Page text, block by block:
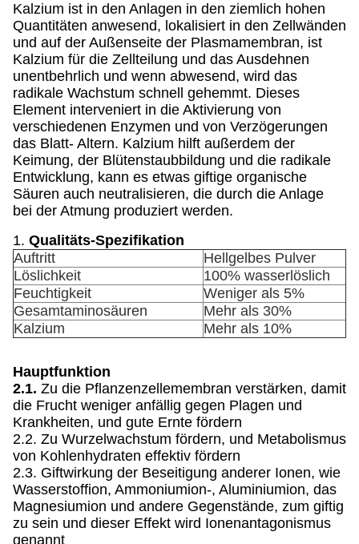
Kalzium ist in den Anlagen in den ziemlich hohen
Quantitäten anwesend, lokalisiert in den Zellwänden
und auf der Außenseite der Plasmamembran, ist
Kalzium für die Zellteilung und das Ausdehnen
unentbehrlich und wenn abwesend, wird das
radikale Wachstum schnell gehemmt. Dieses
Element interveniert in die Aktivierung von
verschiedenen Enzymen und von Verzögerungen
das Blatt- Altern. Kalzium hilft außerdem der
Keimung, der Blütenstaubbildung und die radikale
Entwicklung, kann es etwas giftige organische
Säuren auch neutralisieren, die durch die Anlage
bei der Atmung produziert werden.
1. Qualitäts-Spezifikation
Auftritt
Hellgelbes Pulver
Löslichkeit
100% wasserlöslich
Feuchtigkeit
Weniger als 5%
Gesamtaminosäuren
Mehr als 30%
Kalzium
Mehr als 10%
Hauptfunktion
2.1. Zu die Pflanzenzellemembran verstärken, damit
die Frucht weniger anfällig gegen Plagen und
Krankheiten, und gute Ernte fördern
2.2. Zu Wurzelwachstum fördern, und Metabolismus
von Kohlenhydraten effektiv fördern
2.3. Giftwirkung der Beseitigung anderer Ionen, wie
Wasserstoffion, Ammoniumion-, Aluminiumion, das
Magnesiumion und andere Gegenstände, zum giftig
zu sein und dieser Effekt wird Ionenantagonismus
genannt